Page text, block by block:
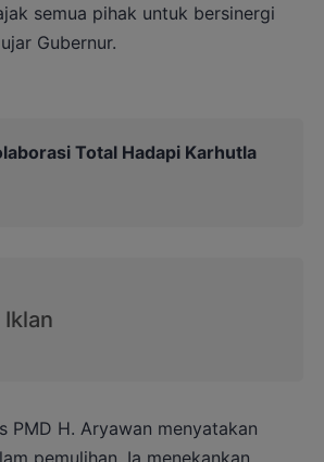
semua pihak untuk bersinergi
Gubernur.
Total Hadapi Karhutla
PMD H. Aryawan menyatakan
pemulihan. Ia menekankan